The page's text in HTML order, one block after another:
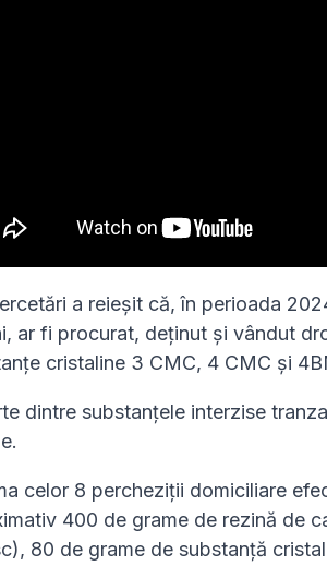
a reieșit că, în perioada
ar fi procurat, deținut și vândut
cristaline 3 CMC, 4 CMC și
dintre substanțele interzise
celor 8 percheziții domiciliare
400 de grame de rezină de
80 de grame de substanță